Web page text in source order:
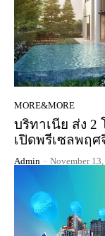
MORE&MORE
บริทาเนีย ส่ง 2
เปิดพรีเซลพฤ
Admin - November